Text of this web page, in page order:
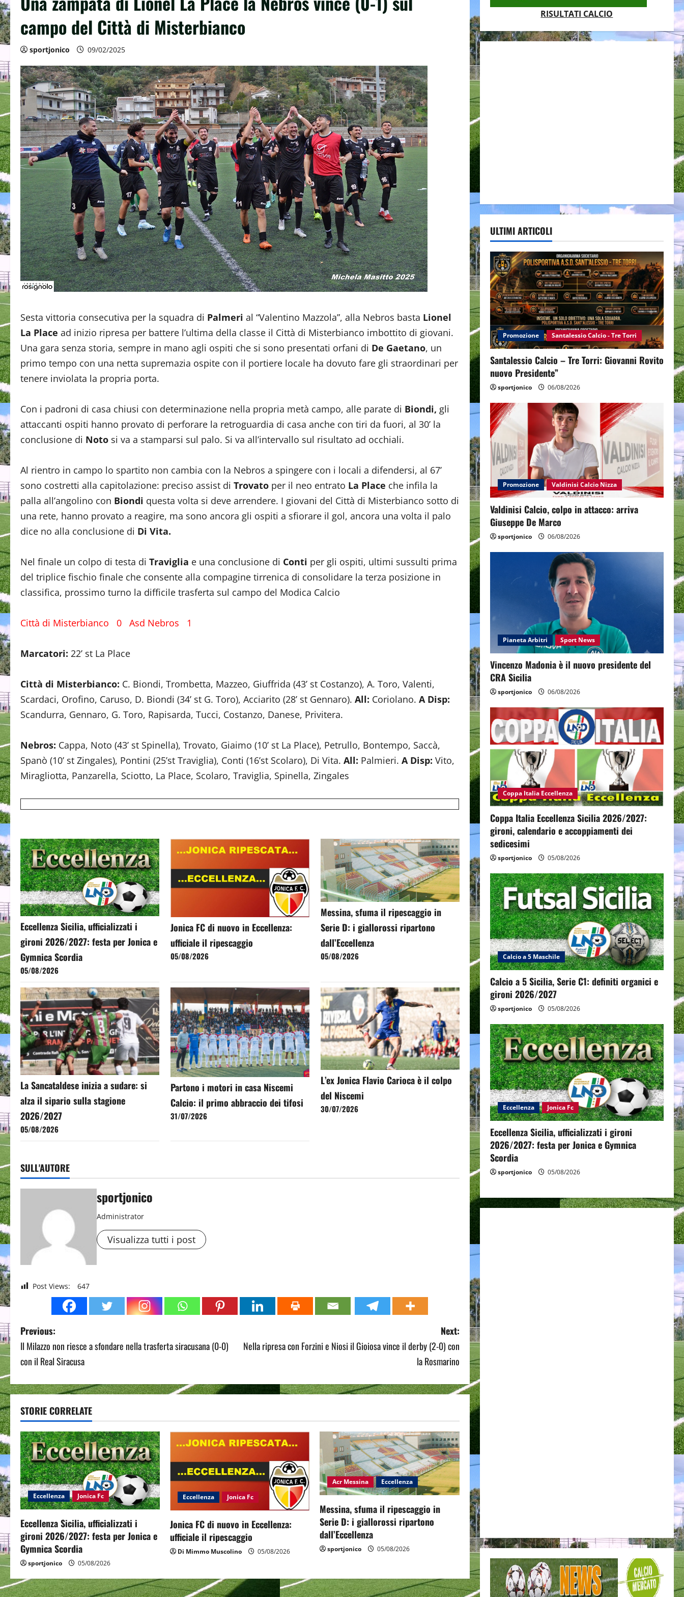
campo del Città di Misterbianco
sportjonico 09/02/2025
Sesta vittoria consecutiva per la squadra di Palmeri al “Valentino Mazzola”, alla Nebros basta Lionel
La Place ad inizio ripresa per battere l’ultima della classe il Città di Misterbianco imbottito di giovani.
Una gara senza storia, sempre in mano agli ospiti che si sono presentati orfani di De Gaetano, un
primo tempo con una netta supremazia ospite con il portiere locale ha dovuto fare gli straordinari per
tenere inviolata la propria porta.
Con i padroni di casa chiusi con determinazione nella propria metà campo, alle parate di Biondi, gli
attaccanti ospiti hanno provato di perforare la retroguardia di casa anche con tiri da fuori, al 30’ la
conclusione di Noto si va a stamparsi sul palo. Si va all’intervallo sul risultato ad occhiali.
Al rientro in campo lo spartito non cambia con la Nebros a spingere con i locali a difendersi, al 67’
sono costretti alla capitolazione: preciso assist di Trovato per il neo entrato La Place che infila la
palla all’angolino con Biondi questa volta si deve arrendere. I giovani del Città di Misterbianco sotto di
una rete, hanno provato a reagire, ma sono ancora gli ospiti a sfiorare il gol, ancora una volta il palo
dice no alla conclusione di Di Vita.
Nel finale un colpo di testa di Traviglia e una conclusione di Conti per gli ospiti, ultimi sussulti prima
del triplice fischio finale che consente alla compagine tirrenica di consolidare la terza posizione in
classifica, prossimo turno la difficile trasferta sul campo del Modica Calcio
Città di Misterbianco 0 Asd Nebros 1
Marcatori: 22’ st La Place
Città di Misterbianco: C. Biondi, Trombetta, Mazzeo, Giuffrida (43’ st Costanzo), A. Toro, Valenti,
Scardaci, Orofino, Caruso, D. Biondi (34’ st G. Toro), Acciarito (28’ st Gennaro). All: Coriolano. A Disp:
Scandurra, Gennaro, G. Toro, Rapisarda, Tucci, Costanzo, Danese, Privitera.
Nebros: Cappa, Noto (43’ st Spinella), Trovato, Giaimo (10’ st La Place), Petrullo, Bontempo, Saccà,
Spanò (10’ st Zingales), Pontini (25’st Traviglia), Conti (16’st Scolaro), Di Vita. All: Palmieri. A Disp: Vito,
Miragliotta, Panzarella, Sciotto, La Place, Scolaro, Traviglia, Spinella, Zingales
Eccellenza Sicilia, ufficializzati i
gironi 2026/2027: festa per Jonica e
Gymnica Scordia
05/08/2026
Jonica FC di nuovo in Eccellenza:
ufficiale il ripescaggio
05/08/2026
Messina, sfuma il ripescaggio in
Serie D: i giallorossi ripartono
dall’Eccellenza
05/08/2026
La Sancataldese inizia a sudare: si
alza il sipario sulla stagione
2026/2027
05/08/2026
Partono i motori in casa Niscemi
Calcio: il primo abbraccio dei tifosi
31/07/2026
L’ex Jonica Flavio Carioca è il colpo
del Niscemi
30/07/2026
SULL'AUTORE
sportjonico
Administrator
Visualizza tutti i post
Post Views: 647
P
o
t
n
a
v
i
g
a
t
i
o
Previous:
Il Milazzo non riesce a sfondare nella trasferta siracusana (0-0)
con il Real Siracusa
Next:
Nella ripresa con Forzini e Niosi il Gioiosa vince il derby (2-0) con
la Rosmarino
STORIE CORRELATE
Eccellenza Jonica Fc
Eccellenza Sicilia, ufficializzati i
gironi 2026/2027: festa per Jonica e
Gymnica Scordia
sportjonico 05/08/2026
Eccellenza Jonica Fc
Jonica FC di nuovo in Eccellenza:
ufficiale il ripescaggio
Di Mimmo Muscolino 05/08/2026
Acr Messina Eccellenza
Messina, sfuma il ripescaggio in
Serie D: i giallorossi ripartono
dall’Eccellenza
sportjonico 05/08/2026
RISULTATI CALCIO
ULTIMI ARTICOLI
Promozione Santalessio Calcio - Tre Torri
Santalessio Calcio – Tre Torri: Giovanni Rovito
nuovo Presidente”
sportjonico 06/08/2026
Promozione Valdinisi Calcio Nizza
Valdinisi Calcio, colpo in attacco: arriva
Giuseppe De Marco
sportjonico 06/08/2026
Pianeta Arbitri Sport News
Vincenzo Madonia è il nuovo presidente del
CRA Sicilia
sportjonico 06/08/2026
Coppa Italia Eccellenza
Coppa Italia Eccellenza Sicilia 2026/2027:
gironi, calendario e accoppiamenti dei
sedicesimi
sportjonico 05/08/2026
Calcio a 5 Maschile
Calcio a 5 Sicilia, Serie C1: definiti organici e
gironi 2026/2027
sportjonico 05/08/2026
Eccellenza Jonica Fc
Eccellenza Sicilia, ufficializzati i gironi
2026/2027: festa per Jonica e Gymnica
Scordia
sportjonico 05/08/2026